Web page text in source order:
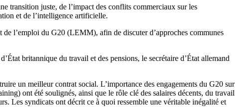
transition juste, de l’impact des conflits commerciaux sur les
et de l’intelligence artificielle.
de l’emploi du G20 (LEMM), afin de discuter d’approches communes
britannique du travail et des pensions, le secrétaire d’État allemand
un meilleur contrat social. L’importance des engagements du G20 sur
ont été soulignés, ainsi que le rôle clé des salaires décents, du travail
Les syndicats ont décrit ce à quoi ressemble une véritable inégalité et